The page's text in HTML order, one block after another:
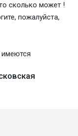
сколько может !
пожалуйста,